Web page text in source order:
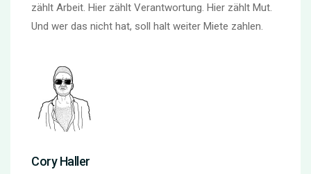
zählt Arbeit. Hier zählt Verantwortung. Hier zählt Mut.
Und wer das nicht hat, soll halt weiter Miete zahlen.
Cory Haller